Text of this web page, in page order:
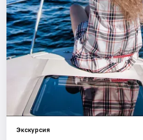
Артисты
Рейтинги
Экскурсия